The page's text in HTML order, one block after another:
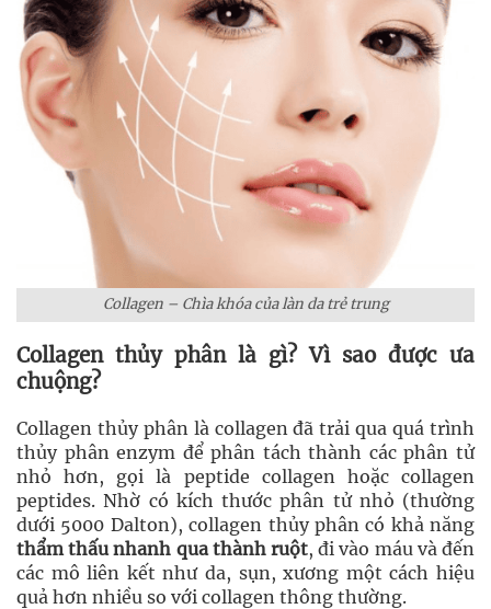
Collagen – Chìa khóa của làn da trẻ trung
Collagen thủy phân là gì? Vì sao được ưa
chuộng?
Collagen thủy phân là collagen đã trải qua quá trình
thủy phân enzym để phân tách thành các phân tử
nhỏ hơn, gọi là peptide collagen hoặc collagen
peptides. Nhờ có kích thước phân tử nhỏ (thường
dưới 5000 Dalton), collagen thủy phân có khả năng
thẩm thấu nhanh qua thành ruột, đi vào máu và đến
các mô liên kết như da, sụn, xương một cách hiệu
quả hơn nhiều so với collagen thông thường.